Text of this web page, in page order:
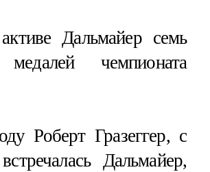
Дальмайер семь
чемпионата
Роберт Гразеггер, с
Дальмайер,